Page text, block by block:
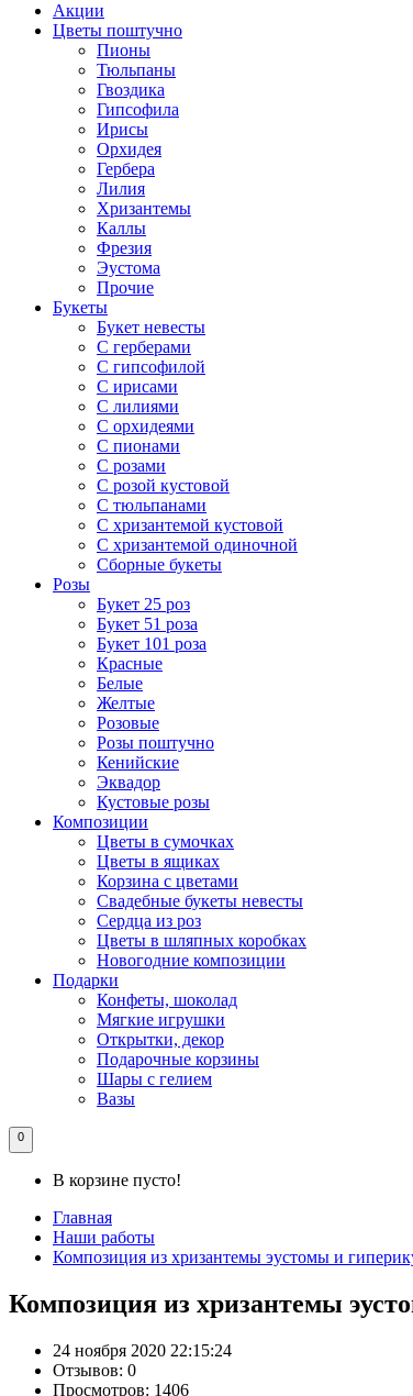
Акции
Цветы поштучно
Пионы
Тюльпаны
Гвоздика
Гипсофила
Ирисы
Орхидея
Гербера
Лилия
Хризантемы
Каллы
Фрезия
Эустома
Прочие
Букеты
Букет невесты
С герберами
С гипсофилой
С ирисами
С лилиями
С орхидеями
С пионами
С розами
С розой кустовой
С тюльпанами
С хризантемой кустовой
С хризантемой одиночной
Сборные букеты
Розы
Букет 25 роз
Букет 51 роза
Букет 101 роза
Красные
Белые
Желтые
Розовые
Розы поштучно
Кенийские
Эквадор
Кустовые розы
Композиции
Цветы в сумочках
Цветы в ящиках
Корзина с цветами
Свадебные букеты невесты
Сердца из роз
Цветы в шляпных коробках
Новогодние композиции
Подарки
Конфеты, шоколад
Мягкие игрушки
Открытки, декор
Подарочные корзины
Шары с гелием
Вазы
0
В корзине пусто!
Главная
Наши работы
Композиция из хризантемы эустомы и
Композиция из хризантемы
24 ноября 2020 22:15:24
Отзывов: 0
Просмотров: 1406